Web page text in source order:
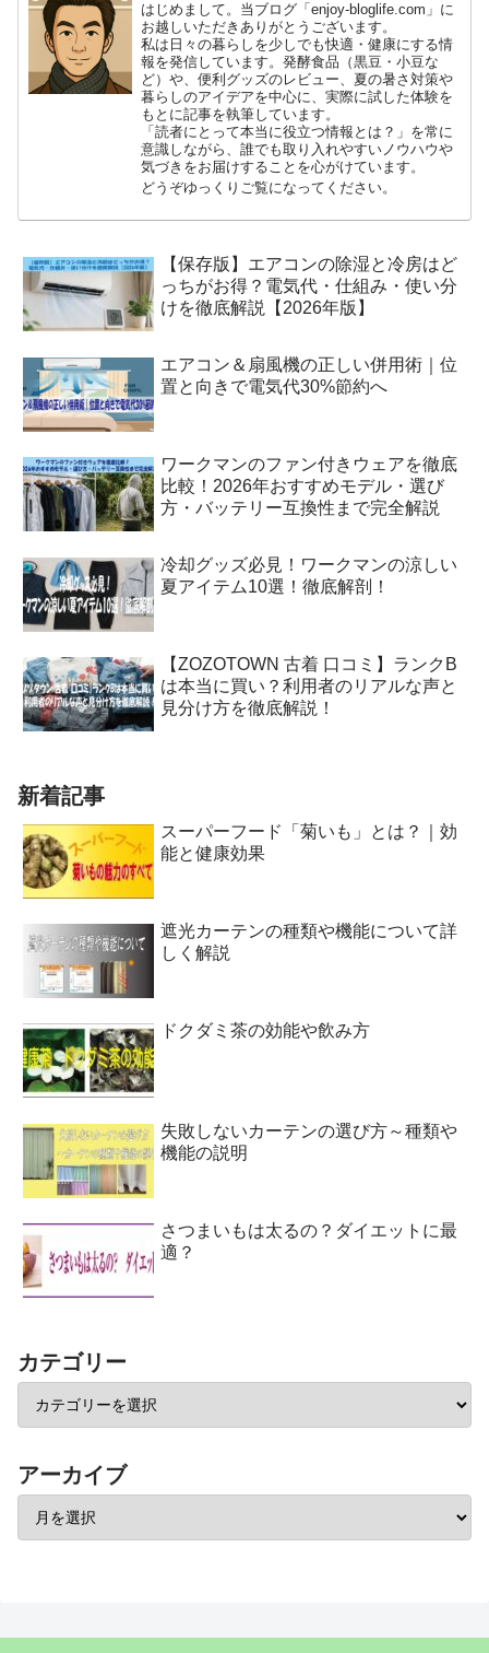
はじめまして。当ブログ「enjoy-bloglife.com」に
お越しいただきありがとうございます。
私は日々の暮らしを少しでも快適・健康にする情
報を発信しています。発酵食品（黒豆・小豆な
ど）や、便利グッズのレビュー、夏の暑さ対策や
暮らしのアイデアを中心に、実際に試した体験を
もとに記事を執筆しています。
「読者にとって本当に役立つ情報とは？」を常に
意識しながら、誰でも取り入れやすいノウハウや
気づきをお届けすることを心がけています。
どうぞゆっくりご覧になってください。
【保存版】エアコンの除湿と冷房はど
っちがお得？電気代・仕組み・使い分
けを徹底解説【2026年版】
エアコン＆扇風機の正しい併用術｜位
置と向きで電気代30%節約へ
ワークマンのファン付きウェアを徹底
比較！2026年おすすめモデル・選び
方・バッテリー互換性まで完全解説
冷却グッズ必見！ワークマンの涼しい
夏アイテム10選！徹底解剖！
【ZOZOTOWN 古着 口コミ】ランクB
は本当に買い？利用者のリアルな声と
見分け方を徹底解説！
新着記事
スーパーフード「菊いも」とは？｜効
能と健康効果
遮光カーテンの種類や機能について詳
しく解説
ドクダミ茶の効能や飲み方
失敗しないカーテンの選び方～種類や
機能の説明
さつまいもは太るの？ダイエットに最
適？
カテゴリー
アーカイブ